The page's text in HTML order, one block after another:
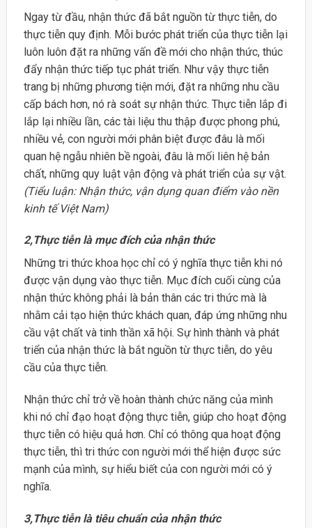
Ngay từ đầu, nhận thức đã bắt nguồn từ thực tiễn, do
thực tiễn quy định. Mỗi bước phát triển của thực tiễn lại
luôn luôn đặt ra những vấn đề mới cho nhận thức, thúc
đẩy nhận thức tiếp tục phát triển. Như vậy thực tiễn
trang bị những phương tiện mới, đặt ra những nhu cầu
cấp bách hơn, nó rà soát sự nhận thức. Thực tiễn lắp đi
lắp lại nhiều lần, các tài liệu thu thập được phong phú,
nhiều vẻ, con người mới phân biệt được đâu là mối
quan hệ ngẫu nhiên bề ngoài, đâu là mối liên hệ bản
chất, những quy luật vận động và phát triển của sự vật.
(Tiểu luận: Nhận thức, vận dụng quan điểm vào nền
kinh tế Việt Nam)
2,Thực tiễn là mục đích của nhận thức
Những tri thức khoa học chỉ có ý nghĩa thực tiễn khi nó
được vận dụng vào thực tiễn. Mục đích cuối cùng của
nhận thức không phải là bản thân các tri thức mà là
nhằm cải tạo hiện thức khách quan, đáp ứng những nhu
cầu vật chất và tinh thần xã hội. Sự hình thành và phát
triển của nhận thức là bắt nguồn từ thực tiễn, do yêu
cầu của thực tiễn.
Nhận thức chỉ trở về hoàn thành chức năng của mình
khi nó chỉ đạo hoạt động thực tiễn, giúp cho hoạt động
thực tiễn có hiệu quả hơn. Chỉ có thông qua hoạt động
thực tiễn, thì tri thức con người mới thể hiện được sức
mạnh của mình, sự hiểu biết của con người mới có ý
nghĩa.
3,Thực tiễn là tiêu chuẩn của nhận thức